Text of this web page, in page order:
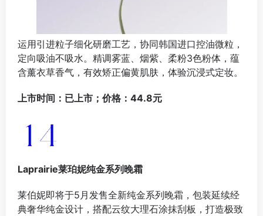
运用引进粒子细化研磨工艺，协同韩国进口控油微粒，
定向吸油不吸水。精调雾蓝、烟紫、柔粉3色粉体，蕴
含薰衣草香气，有效矫正偏黄肌肤，体验沉浸式定妆。
上市时间：已上市；价格：44.8元
Laprairie莱珀妮纯金系列晚霜
莱伯妮即将于5月发售全新纯金系列晚霜，包装延续经
典奢华纯金设计，搭配云纹大理石涂抹刮板，打造极致